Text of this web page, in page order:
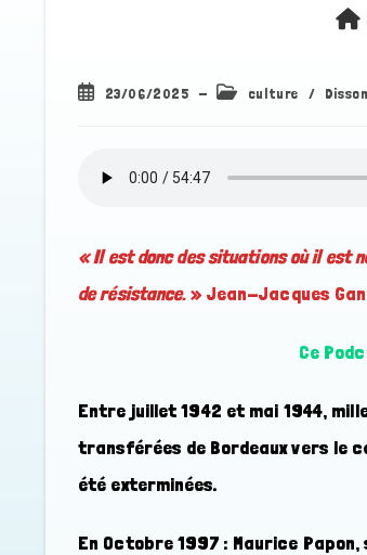
Publication
23/06/2025
Post culture /
« Il est donc des situations où il est
de résistance.» Jean-Jacques
Ce
Entre juillet 1942 et mai 1944,
transférées de Bordeaux vers le
été exterminées.
En Octobre 1997 : Maurice